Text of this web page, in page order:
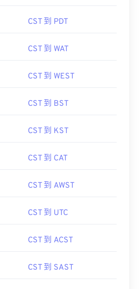
CST 到 PDT
CST 到 WAT
CST 到 WEST
CST 到 BST
CST 到 KST
CST 到 CAT
CST 到 AWST
CST 到 UTC
CST 到 ACST
CST 到 SAST